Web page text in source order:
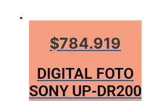
$784.919
DIGITAL FOTO
SONY UP-DR200